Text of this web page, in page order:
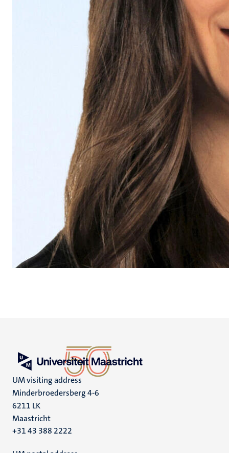
UM visiting address
Minderbroedersberg 4-6
6211 LK
Maastricht
+31 43 388 2222